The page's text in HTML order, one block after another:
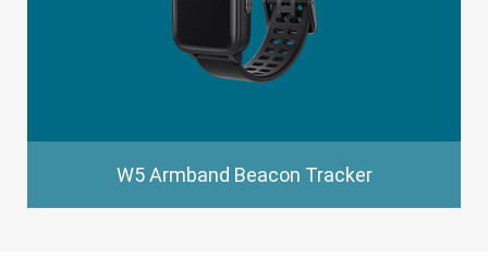
W5 Armband Beacon Tracker